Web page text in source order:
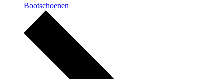
Bootschoenen